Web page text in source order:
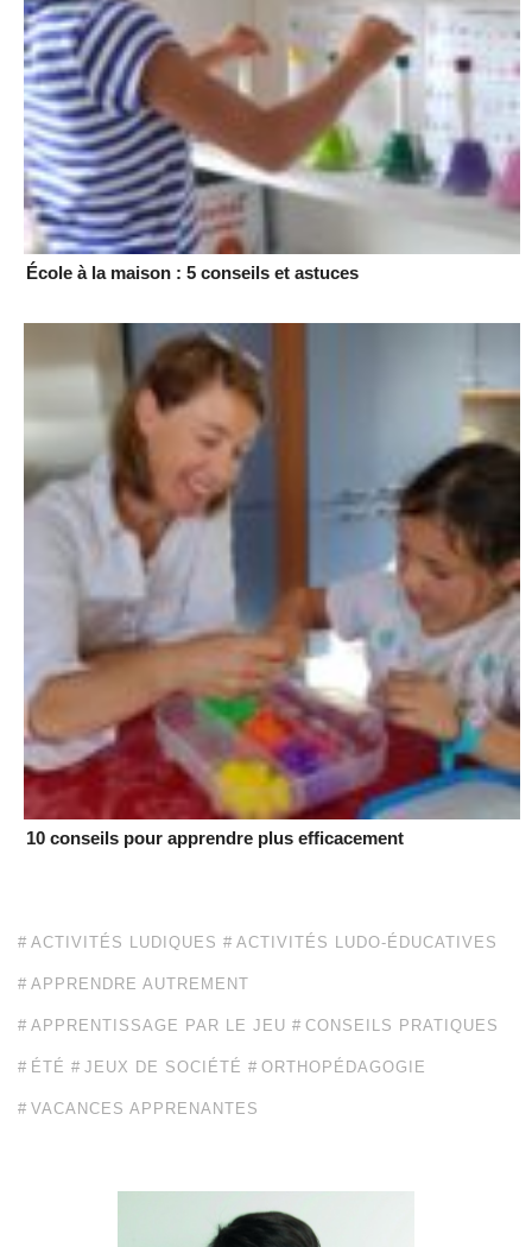
École à la maison : 5 conseils et astuces
10 conseils pour apprendre plus efficacement
ACTIVITÉS LUDIQUES ACTIVITÉS LUDO-ÉDUCATIVES
APPRENDRE AUTREMENT
APPRENTISSAGE PAR LE JEU CONSEILS PRATIQUES
ÉTÉ JEUX DE SOCIÉTÉ ORTHOPÉDAGOGIE
VACANCES APPRENANTES